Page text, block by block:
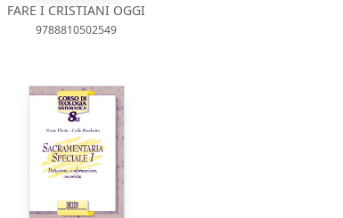
FARE I CRISTIANI OGGI
9788810502549